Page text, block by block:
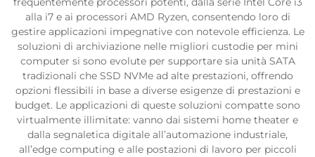
alla i7 e ai processori AMD Ryzen, consentendo loro di
gestire applicazioni impegnative con notevole efficienza. Le
soluzioni di archiviazione nelle migliori custodie per mini
computer si sono evolute per supportare sia unità SATA
tradizionali che SSD NVMe ad alte prestazioni, offrendo
opzioni flessibili in base a diverse esigenze di prestazioni e
budget. Le applicazioni di queste soluzioni compatte sono
virtualmente illimitate: vanno dai sistemi home theater e
dalla segnaletica digitale all’automazione industriale,
all’edge computing e alle postazioni di lavoro per piccoli